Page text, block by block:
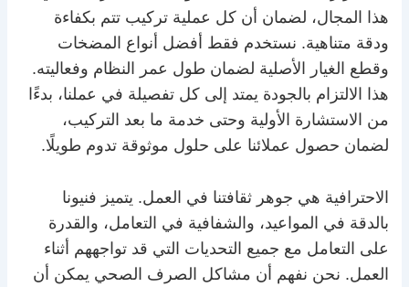
هذا المجال، لضمان أن كل عملية تركيب تتم بكفاءة
ودقة متناهية. نستخدم فقط أفضل أنواع المضخات
وقطع الغيار الأصلية لضمان طول عمر النظام وفعاليته.
هذا الالتزام بالجودة يمتد إلى كل تفصيلة في عملنا، بدءًا
من الاستشارة الأولية وحتى خدمة ما بعد التركيب،
لضمان حصول عملائنا على حلول موثوقة تدوم طويلًا.
الاحترافية هي جوهر ثقافتنا في العمل. يتميز فنيونا
بالدقة في المواعيد، والشفافية في التعامل، والقدرة
على التعامل مع جميع التحديات التي قد تواجههم أثناء
العمل. نحن نفهم أن مشاكل الصرف الصحي يمكن أن